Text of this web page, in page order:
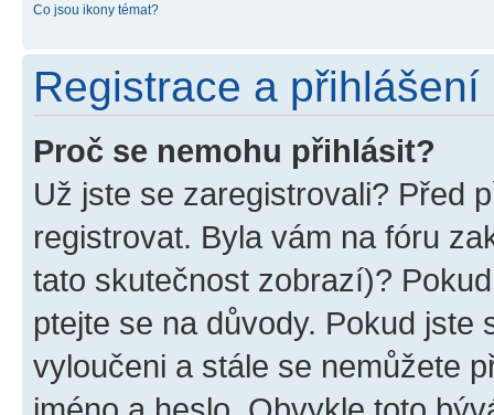
Co jsou ikony témat?
Registrace a přihlášení
Proč se nemohu přihlásit?
Už jste se zaregistrovali? Před
registrovat. Byla vám na fóru
tato skutečnost zobrazí)?
ptejte se na důvody. Pokud jste
vyloučeni a stále se nemůžete